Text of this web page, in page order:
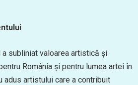
subliniat valoarea artistică și
România și pentru lumea artei în
adus artistului care a contribuit